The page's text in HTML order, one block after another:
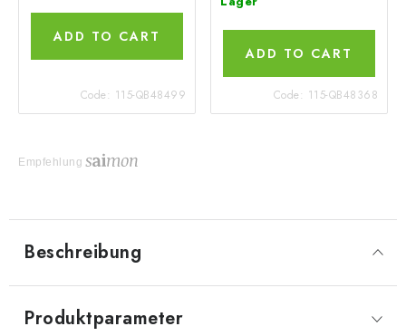
ADD TO CART
Code: 115-QB48499
ADD TO CART
Code: 115-QB48368
Empfehlung
Beschreibung
Produktparameter